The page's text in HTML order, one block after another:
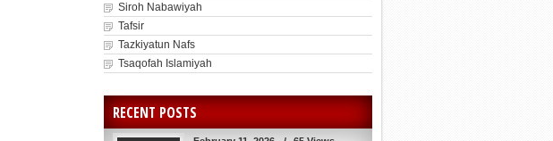
Siroh Nabawiyah
Tafsir
Tazkiyatun Nafs
Tsaqofah Islamiyah
RECENT POSTS